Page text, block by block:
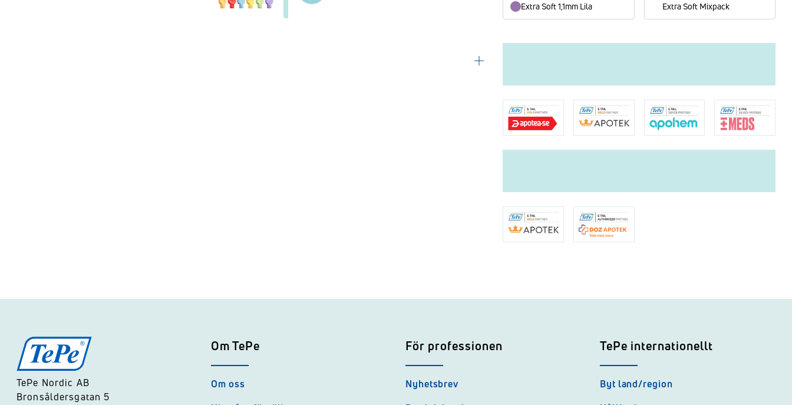
Extra Soft 1,1mm Lila Extra Soft Mixpack
TePe Nordic AB
Bronsåldersgatan 5
Om TePe
Om oss
För professionen
Nyhetsbrev
TePe internationellt
Byt land/region